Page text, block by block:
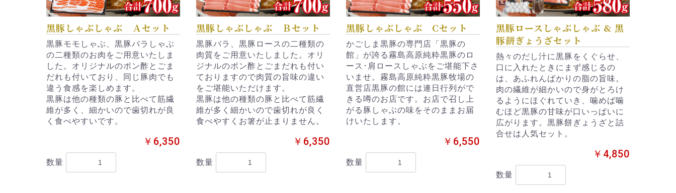
黒豚しゃぶしゃぶ Ａセット
黒豚モモしゃぶ、黒豚バラしゃぶ
の二種類のお肉をご用意いたしま
した。オリジナルのポン酢とごま
だれも付いており、同じ豚肉でも
違う食感を楽しめます。
黒豚は他の種類の豚と比べて筋繊
維が多く、細かいので歯切れが良
く食べやすいです。
￥6,350
数量
黒豚しゃぶしゃぶ Ｂセット
黒豚バラ、黒豚ロースの二種類の
肉質をご用意いたしました。オリ
ジナルのポン酢とごまだれも付い
ておりますので肉質の旨味の違い
をご堪能いただけます。
黒豚は他の種類の豚と比べて筋繊
維が多く細かいので歯切れが良く
食べやすくお箸が止まりません。
￥6,350
数量
黒豚しゃぶしゃぶ Cセット
かごしま黒豚の専門店「黒豚の
館」が誇る霧島高原純粋黒豚のロ
ース･肩ロースしゃぶをご堪能下さ
いませ。霧島高原純粋黒豚牧場の
直営店黒豚の館には連日行列がで
きる噂のお店です。お店で召し上
がる豚しゃぶの味をそのままお届
けいたします。
￥6,550
数量
黒豚ロースしゃぶしゃぶ & 黒
豚餅ぎょうざセット
熱々のだし汁に黒豚をくぐらせ、
口に入れたときにまず感じるの
は、あふれんばかりの脂の旨味。
肉の繊維が細かいので身がとろけ
るようにほぐれていき、噛めば噛
むほど黒豚の甘味が口いっぱいに
広がります。黒豚餅ぎょうざと詰
合せは人気セット。
￥4,850
数量